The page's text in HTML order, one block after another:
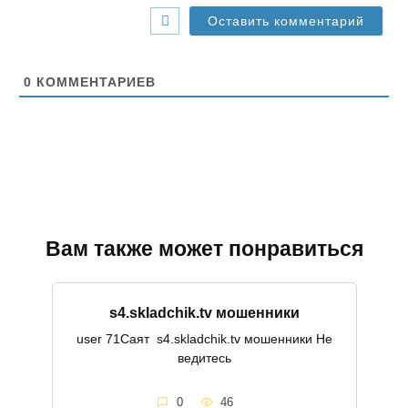
0 КОММЕНТАРИЕВ
Вам также может понравиться
s4.skladchik.tv мошенники
user 71Саят s4.skladchik.tv мошенники Не
ведитесь
0 46